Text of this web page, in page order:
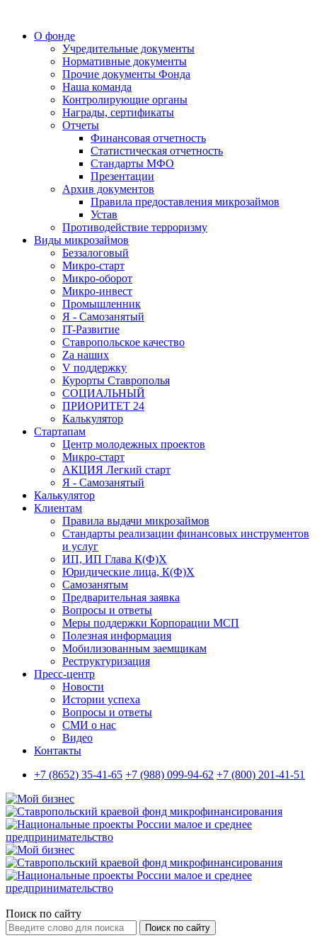
О фонде
Учредительные документы
Нормативные документы
Прочие документы Фонда
Наша команда
Контролирующие органы
Награды, сертификаты
Отчеты
Финансовая отчетность
Статистическая отчетность
Стандарты МФО
Презентации
Архив документов
Правила предоставления микрозаймов
Устав
Противодействие терроризму
Виды микрозаймов
Беззалоговый
Микро-старт
Микро-оборот
Микро-инвест
Промышленник
Я - Самозанятый
IT-Развитие
Ставропольское качество
Za наших
V поддержку
Курорты Ставрополья
СОЦИАЛЬНЫЙ
ПРИОРИТЕТ 24
Калькулятор
Стартапам
Центр молодежных проектов
Микро-старт
АКЦИЯ Легкий старт
Я - Самозанятый
Калькулятор
Клиентам
Правила выдачи микрозаймов
Стандарты реализации финансовых инструментов
и услуг
ИП, ИП Глава К(Ф)Х
Юридические лица, К(Ф)Х
Самозанятым
Предварительная заявка
Вопросы и ответы
Меры поддержки Корпорации МСП
Полезная информация
Мобилизованным заемщикам
Реструктуризация
Пресс-центр
Новости
Истории успеха
Вопросы и ответы
СМИ о нас
Видео
Контакты
+7 (8652) 35-41-65 +7 (988) 099-94-62 +7 (800) 201-41-51
Поиск по сайту
Поиск по сайту